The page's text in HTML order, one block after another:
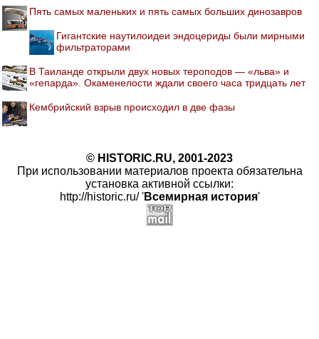
Пять самых маленьких и пять самых больших динозавров
Гигантские наутилоидеи эндоцериды были мирными
фильтраторами
В Таиланде открыли двух новых тероподов — «льва» и
«гепарда». Окаменелости ждали своего часа тридцать лет
Кембрийский взрыв происходил в две фазы
© HISTORIC.RU, 2001-2023
При использовании материалов проекта обязательна
установка активной ссылки:
http://historic.ru/ 'Всемирная история'